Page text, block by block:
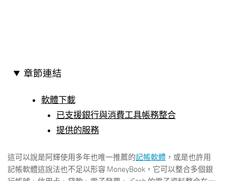
章節連結
軟體下載
已支援銀行與消費工具帳務整合
提供的服務
這可以說是阿輝使用多年也唯一推薦的記帳軟體 ，或是也許用
記帳軟體這說法也不足以形容 MoneyBook，它可以整合多個銀